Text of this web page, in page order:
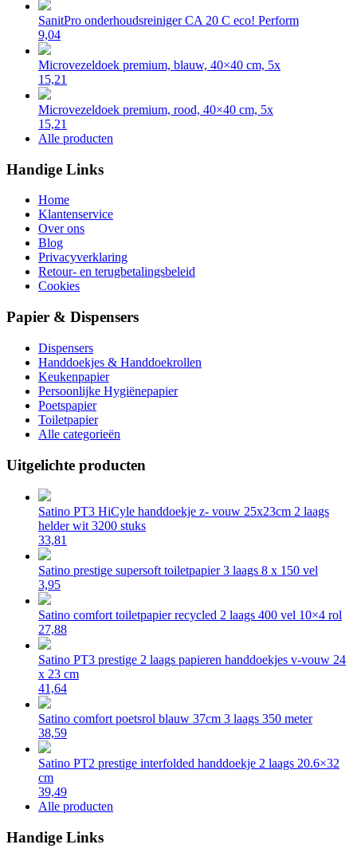
SanitPro onderhoudsreiniger CA 20 C eco! Perform
9,04
Microvezeldoek premium, blauw, 40×40 cm, 5x
15,21
Microvezeldoek premium, rood, 40×40 cm, 5x
15,21
Alle producten
Handige Links
Home
Klantenservice
Over ons
Blog
Privacyverklaring
Retour- en terugbetalingsbeleid
Cookies
Papier & Dispensers
Dispensers
Handdoekjes & Handdoekrollen
Keukenpapier
Persoonlijke Hygiënepapier
Poetspapier
Toiletpapier
Alle categorieën
Uitgelichte producten
Satino PT3 HiCyle handdoekje z- vouw 25x23cm 2 laags
helder wit 3200 stuks
33,81
Satino prestige supersoft toiletpapier 3 laags 8 x 150 vel
3,95
Satino comfort toiletpapier recycled 2 laags 400 vel 10×4 rol
27,88
Satino PT3 prestige 2 laags papieren handdoekjes v-vouw 24
x 23 cm
41,64
Satino comfort poetsrol blauw 37cm 3 laags 350 meter
38,59
Satino PT2 prestige interfolded handdoekje 2 laags 20.6×32
cm
39,49
Alle producten
Handige Links